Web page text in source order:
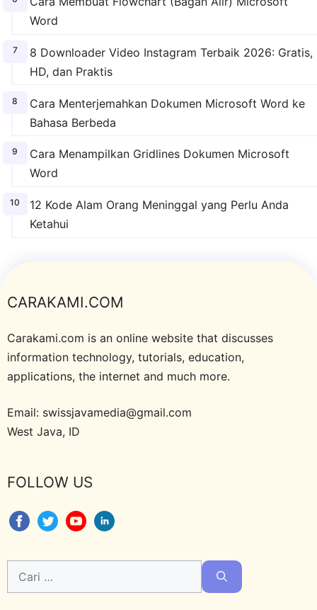
Word
8 Downloader Video Instagram Terbaik 2026: Gratis,
HD, dan Praktis
Cara Menterjemahkan Dokumen Microsoft Word ke
Bahasa Berbeda
Cara Menampilkan Gridlines Dokumen Microsoft
Word
12 Kode Alam Orang Meninggal yang Perlu Anda
Ketahui
CARAKAMI.COM
Carakami.com is an online website that discusses
information technology, tutorials, education,
applications, the internet and much more.
Email: swissjavamedia@gmail.com
West Java, ID
FOLLOW US